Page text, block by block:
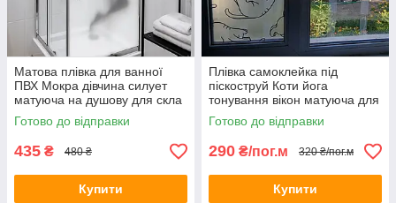
Матова плівка для ванної
ПВХ Мокра дівчина силует
матуюча на душову для скла
1000х1500 мм
Готово до відправки
435 ₴ 480 ₴
Купити
Плівка самоклейка під
піскоструй Коти йога
тонування вікон матуюча для
вікон кошенята кіт 1 пог.м
1000х1000 мм
Готово до відправки
290 ₴/пог.м 320 ₴/пог.м
Купити